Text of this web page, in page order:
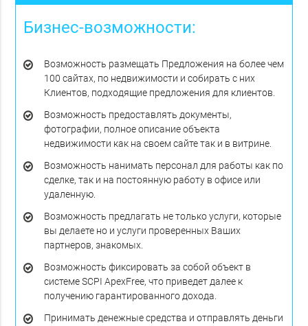
Бизнес-возможности:
Возможность размещать Предложения на более чем
100 сайтах, по недвижимости и собирать с них
Клиентов, подходящие предложения для клиентов.
Возможность предоставлять документы,
фотографии, полное описание объекта
недвижимости как на своем сайте так и в витрине.
Возможность нанимать персонал для работы как по
сделке, так и на постоянную работу в офисе или
удаленную.
Возможность предлагать не только услуги, которые
вы делаете но и услуги проверенных Ваших
партнеров, знакомых.
Возможность фиксировать за собой объект в
системе SCPI ApexFree, что приведет далее к
получению гарантированного дохода.
Принимать денежные средства и отправлять деньги